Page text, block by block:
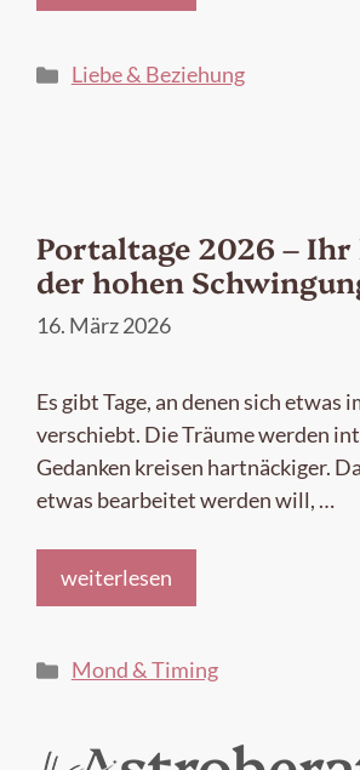
Kategorien
Liebe & Beziehung
Portaltage 2026 – Ihr
der hohen
16. März 2026
Es gibt Tage, an denen sich etwas
verschiebt. Die Träume werden
Gedanken kreisen hartnäckiger.
etwas bearbeitet werden will, …
weiterlesen
Kategorien
Mond & Timing